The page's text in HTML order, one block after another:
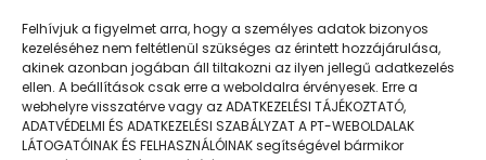
Felhívjuk a figyelmet arra, hogy a személyes adatok bizonyos
kezeléséhez nem feltétlenül szükséges az érintett hozzájárulása,
akinek azonban jogában áll tiltakozni az ilyen jellegű adatkezelés
ellen. A beállítások csak erre a weboldalra érvényesek. Erre a
webhelyre visszatérve vagy az ADATKEZELÉSI TÁJÉKOZTATÓ,
ADATVÉDELMI ÉS ADATKEZELÉSI SZABÁLYZAT A PT-WEBOLDALAK
LÁTOGATÓINAK ÉS FELHASZNÁLÓINAK segítségével bármikor
Navigáció
Táboringer
Egyveleg